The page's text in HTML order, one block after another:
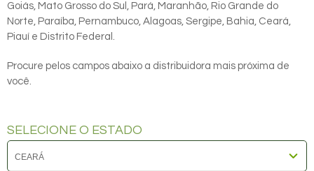
Goiás, Mato Grosso do Sul, Pará, Maranhão, Rio Grande do
Norte, Paraíba, Pernambuco, Alagoas, Sergipe, Bahia, Ceará,
Piauí e Distrito Federal.
Procure pelos campos abaixo a distribuidora mais próxima de
você.
SELECIONE O ESTADO